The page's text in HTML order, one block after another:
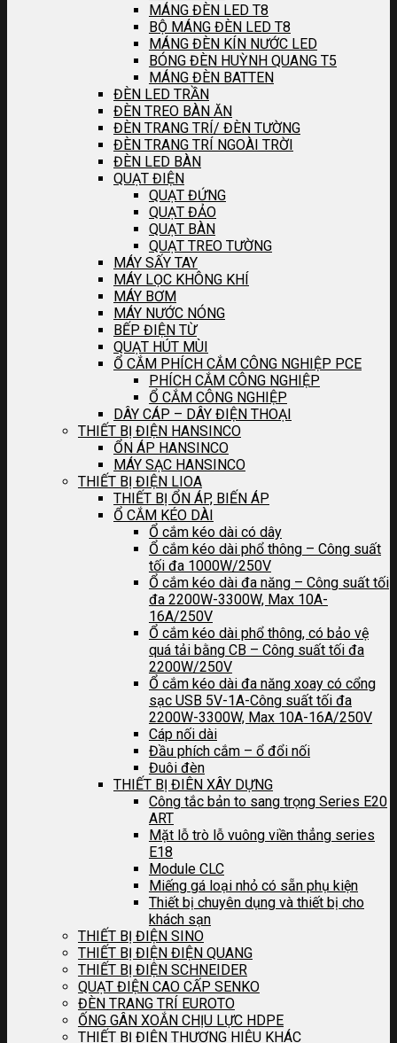
MÁNG ĐÈN LED T8
BỘ MÁNG ĐÈN LED T8
MÁNG ĐÈN KÍN NƯỚC LED
BÓNG ĐÈN HUỲNH QUANG T5
MÁNG ĐÈN BATTEN
ĐÈN LED TRẦN
ĐÈN TREO BÀN ĂN
ĐÈN TRANG TRÍ/ ĐÈN TƯỜNG
ĐÈN TRANG TRÍ NGOÀI TRỜI
ĐÈN LED BÀN
QUẠT ĐIỆN
QUẠT ĐỨNG
QUẠT ĐẢO
QUẠT BÀN
QUẠT TREO TƯỜNG
MÁY SẤY TAY
MÁY LỌC KHÔNG KHÍ
MÁY BƠM
MÁY NƯỚC NÓNG
BẾP ĐIỆN TỪ
QUẠT HÚT MÙI
Ổ CẮM PHÍCH CẮM CÔNG NGHIỆP PCE
PHÍCH CẮM CÔNG NGHIỆP
Ổ CẮM CÔNG NGHIỆP
DÂY CÁP – DÂY ĐIỆN THOẠI
THIẾT BỊ ĐIỆN HANSINCO
ỔN ÁP HANSINCO
MÁY SẠC HANSINCO
THIẾT BỊ ĐIỆN LIOA
THIẾT BỊ ỔN ÁP, BIẾN ÁP
Ổ CẮM KÉO DÀI
Ổ cắm kéo dài có dây
Ổ cắm kéo dài phổ thông – Công suất
tối đa 1000W/250V
Ổ cắm kéo dài đa năng – Công suất tối
đa 2200W-3300W, Max 10A-
16A/250V
Ổ cắm kéo dài phổ thông, có bảo vệ
quá tải bằng CB – Công suất tối đa
2200W/250V
Ổ cắm kéo dài đa năng xoay có cổng
sạc USB 5V-1A-Công suất tối đa
2200W-3300W, Max 10A-16A/250V
Cáp nối dài
Đầu phích cắm – ổ đổi nối
Đuôi đèn
THIẾT BỊ ĐIÊN XÂY DỰNG
Công tắc bản to sang trọng Series E20
ART
Mặt lỗ trò lỗ vuông viền thẳng series
E18
Module CLC
Miếng gá loại nhỏ có sẵn phụ kiện
Thiết bị chuyên dụng và thiết bị cho
khách sạn
THIẾT BỊ ĐIỆN SINO
THIẾT BỊ ĐIỆN ĐIỆN QUANG
THIẾT BỊ ĐIỆN SCHNEIDER
QUẠT ĐIỆN CAO CẤP SENKO
ĐÈN TRANG TRÍ EUROTO
ỐNG GÂN XOẮN CHỊU LỰC HDPE
THIẾT BỊ ĐIỆN THƯƠNG HIỆU KHÁC